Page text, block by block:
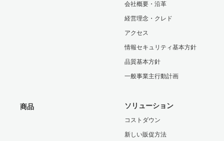
会社概要・沿革
経営理念・クレド
アクセス
情報セキュリティ基本方針
品質基本方針
一般事業主行動計画
商品 ソリューション
コストダウン
新しい販促方法